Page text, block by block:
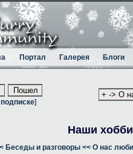
Портал Галерея Блоги
]
Наши хобби
Беседы и разговоры << О нас